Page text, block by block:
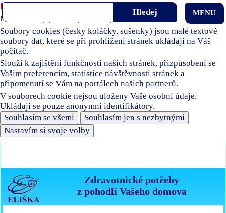
Používáme soubory cookies
Naše stránky používají soubory cookies.
Soubory cookies (česky koláčky, sušenky) jsou malé textové
soubory dat, které se při prohlížení stránek ukládají na Váš
počítač.
Slouží k zajištění funkčnosti našich stránek, přizpůsobení se
Vašim preferencím, statistice návštěvnosti stránek a
připomenutí se Vám na portálech našich partnerů.
V souborech cookie nejsou uloženy Vaše osobní údaje.
Ukládají se pouze anonymní identifikátory.
Souhlasím se všemi
Souhlasím jen s nezbytnými
Nastavím si svoje volby
Zdravotnické potřeby
z pohodlí Vašeho domova
MENU